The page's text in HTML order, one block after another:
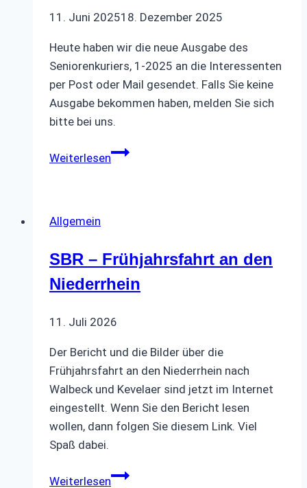
11. Juni 202518. Dezember 2025
Heute haben wir die neue Ausgabe des
Seniorenkuriers, 1-2025 an die Interessenten
per Post oder Mail gesendet. Falls Sie keine
Ausgabe bekommen haben, melden Sie sich
bitte bei uns.
WeiterlesenGK
Allgemein
SBR – Frühjahrsfahrt an den
Niederrhein
11. Juli 2026
Der Bericht und die Bilder über die
Frühjahrsfahrt an den Niederrhein nach
Walbeck und Kevelaer sind jetzt im Internet
eingestellt. Wenn Sie den Bericht lesen
wollen, dann folgen Sie diesem Link. Viel
Spaß dabei.
WeiterlesenSBR